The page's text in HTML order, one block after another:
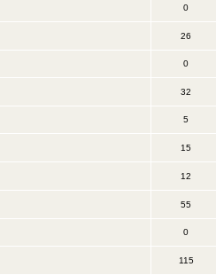
0
26
0
32
5
15
12
55
0
115